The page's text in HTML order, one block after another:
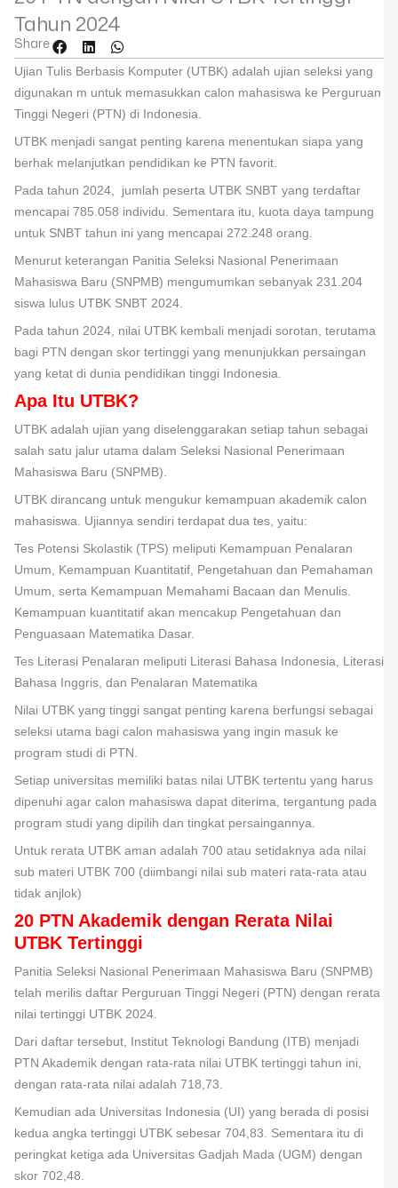
Tahun 2024
Share
Ujian Tulis Berbasis Komputer (UTBK) adalah ujian seleksi yang
digunakan m untuk memasukkan calon mahasiswa ke Perguruan
Tinggi Negeri (PTN) di Indonesia.
UTBK menjadi sangat penting karena menentukan siapa yang
berhak melanjutkan pendidikan ke PTN favorit.
Pada tahun 2024, jumlah peserta UTBK SNBT yang terdaftar
mencapai 785.058 individu. Sementara itu, kuota daya tampung
untuk SNBT tahun ini yang mencapai 272.248 orang.
Menurut keterangan Panitia Seleksi Nasional Penerimaan
Mahasiswa Baru (SNPMB) mengumumkan sebanyak 231.204
siswa lulus UTBK SNBT 2024.
Pada tahun 2024, nilai UTBK kembali menjadi sorotan, terutama
bagi PTN dengan skor tertinggi yang menunjukkan persaingan
yang ketat di dunia pendidikan tinggi Indonesia.
Apa Itu UTBK?
UTBK adalah ujian yang diselenggarakan setiap tahun sebagai
salah satu jalur utama dalam Seleksi Nasional Penerimaan
Mahasiswa Baru (SNPMB).
UTBK dirancang untuk mengukur kemampuan akademik calon
mahasiswa. Ujiannya sendiri terdapat dua tes, yaitu:
Tes Potensi Skolastik (TPS) meliputi Kemampuan Penalaran
Umum, Kemampuan Kuantitatif, Pengetahuan dan Pemahaman
Umum, serta Kemampuan Memahami Bacaan dan Menulis.
Kemampuan kuantitatif akan mencakup Pengetahuan dan
Penguasaan Matematika Dasar.
Tes Literasi Penalaran meliputi Literasi Bahasa Indonesia, Literasi
Bahasa Inggris, dan Penalaran Matematika
Nilai UTBK yang tinggi sangat penting karena berfungsi sebagai
seleksi utama bagi calon mahasiswa yang ingin masuk ke
program studi di PTN.
Setiap universitas memiliki batas nilai UTBK tertentu yang harus
dipenuhi agar calon mahasiswa dapat diterima, tergantung pada
program studi yang dipilih dan tingkat persaingannya.
Untuk rerata UTBK aman adalah 700 atau setidaknya ada nilai
sub materi UTBK 700 (diimbangi nilai sub materi rata-rata atau
tidak anjlok)
20 PTN Akademik dengan Rerata Nilai
UTBK Tertinggi
Panitia Seleksi Nasional Penerimaan Mahasiswa Baru (SNPMB)
telah merilis daftar Perguruan Tinggi Negeri (PTN) dengan rerata
nilai tertinggi UTBK 2024.
Dari daftar tersebut, Institut Teknologi Bandung (ITB) menjadi
PTN Akademik dengan rata-rata nilai UTBK tertinggi tahun ini,
dengan rata-rata nilai adalah 718,73.
Kemudian ada Universitas Indonesia (UI) yang berada di posisi
kedua angka tertinggi UTBK sebesar 704,83. Sementara itu di
peringkat ketiga ada Universitas Gadjah Mada (UGM) dengan
skor 702,48.